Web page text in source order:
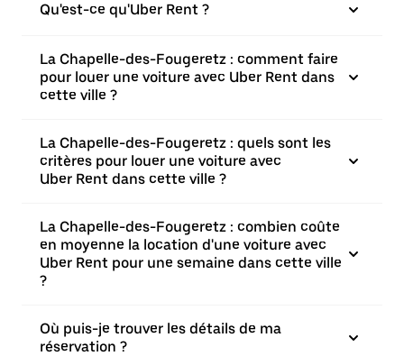
Qu'est-ce qu'Uber Rent ?
La Chapelle-des-Fougeretz : comment faire
pour louer une voiture avec Uber Rent dans
cette ville ?
La Chapelle-des-Fougeretz : quels sont les
critères pour louer une voiture avec
Uber Rent dans cette ville ?
La Chapelle-des-Fougeretz : combien coûte
en moyenne la location d'une voiture avec
Uber Rent pour une semaine dans cette ville
?
Où puis-je trouver les détails de ma
réservation ?